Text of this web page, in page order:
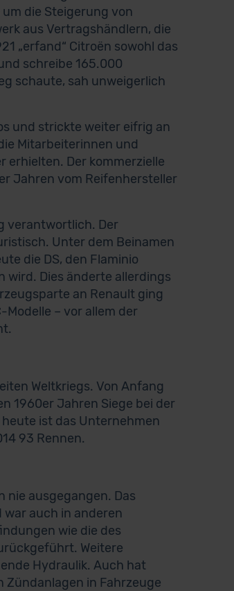
die Steigerung von
aus Vertragshändlern, die
„erfand“ Citroën sowohl das
schreibe 165.000
schaute, sah unweigerlich
und strickte weiter eifrig an
Mitarbeiterinnen und
erhielten. Der kommerzielle
Jahren vom Reifenhersteller
verantwortlich. Der
Unter dem Beinamen
die DS, den Flaminio
wird. Dies änderte allerdings
an Renault ging
Modelle – vor allem der
Weltkriegs. Von Anfang
1960er Jahren Siege bei der
ist das Unternehmen
93 Rennen.
nie ausgegangen. Das
auch in anderen
wie die des
Weitere
Hydraulik. Auch hat
in Fahrzeuge